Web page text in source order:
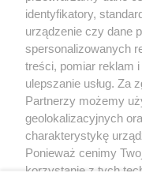
złącze HDMI
sloty na dyski HDD
+48 781
293
identyfikatory,
urządzenie czy dane
spersonalizowanych
treści, pomiar reklam
ulepszanie usług. Za
Partnerzy możemy
geolokalizacyjnych
charakterystykę
Ponieważ cenimy
korzystanie z tych